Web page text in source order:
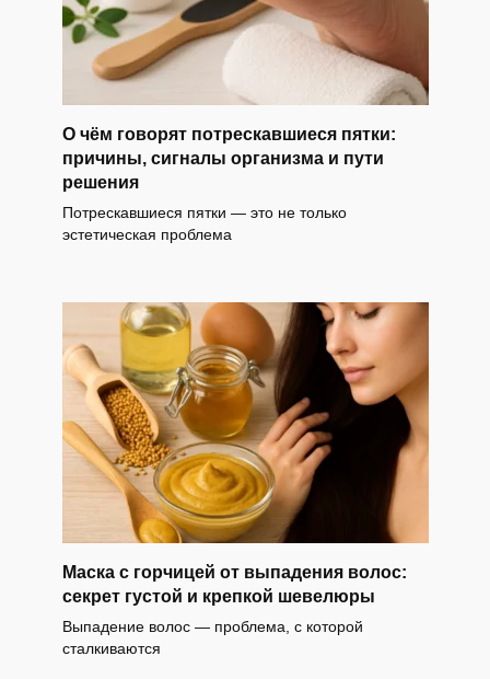
О чём говорят потрескавшиеся пятки:
причины, сигналы организма и пути
решения
Потрескавшиеся пятки — это не только
эстетическая проблема
Маска с горчицей от выпадения волос:
секрет густой и крепкой шевелюры
Выпадение волос — проблема, с которой
сталкиваются